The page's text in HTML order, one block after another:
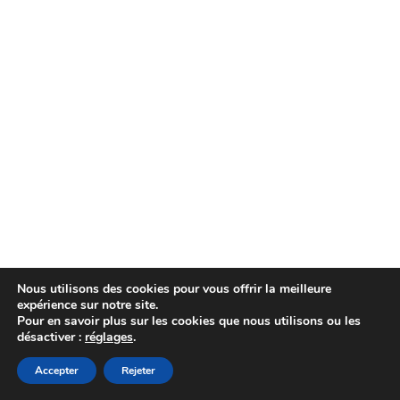
Copyright 2026 - Le Comptoir de Florie // Crédit photos:
Cyrille Soulas
Nous utilisons des cookies pour vous offrir la meilleure
expérience sur notre site.
Pour en savoir plus sur les cookies que nous utilisons ou les
désactiver : réglages.
Accepter Rejeter